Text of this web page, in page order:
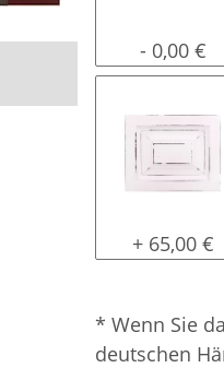
natur
- 0,00 €
shabby
+ 65,00 €
* Wenn Sie
deutschen